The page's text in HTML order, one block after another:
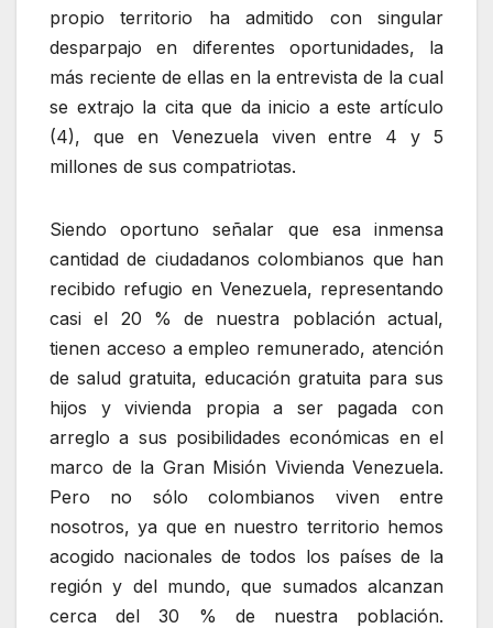
propio territorio ha admitido con singular
desparpajo en diferentes oportunidades, la
más reciente de ellas en la entrevista de la cual
se extrajo la cita que da inicio a este artículo
(4), que en Venezuela viven entre 4 y 5
millones de sus compatriotas.
Siendo oportuno señalar que esa inmensa
cantidad de ciudadanos colombianos que han
recibido refugio en Venezuela, representando
casi el 20 % de nuestra población actual,
tienen acceso a empleo remunerado, atención
de salud gratuita, educación gratuita para sus
hijos y vivienda propia a ser pagada con
arreglo a sus posibilidades económicas en el
marco de la Gran Misión Vivienda Venezuela.
Pero no sólo colombianos viven entre
nosotros, ya que en nuestro territorio hemos
acogido nacionales de todos los países de la
región y del mundo, que sumados alcanzan
cerca del 30 % de nuestra población.